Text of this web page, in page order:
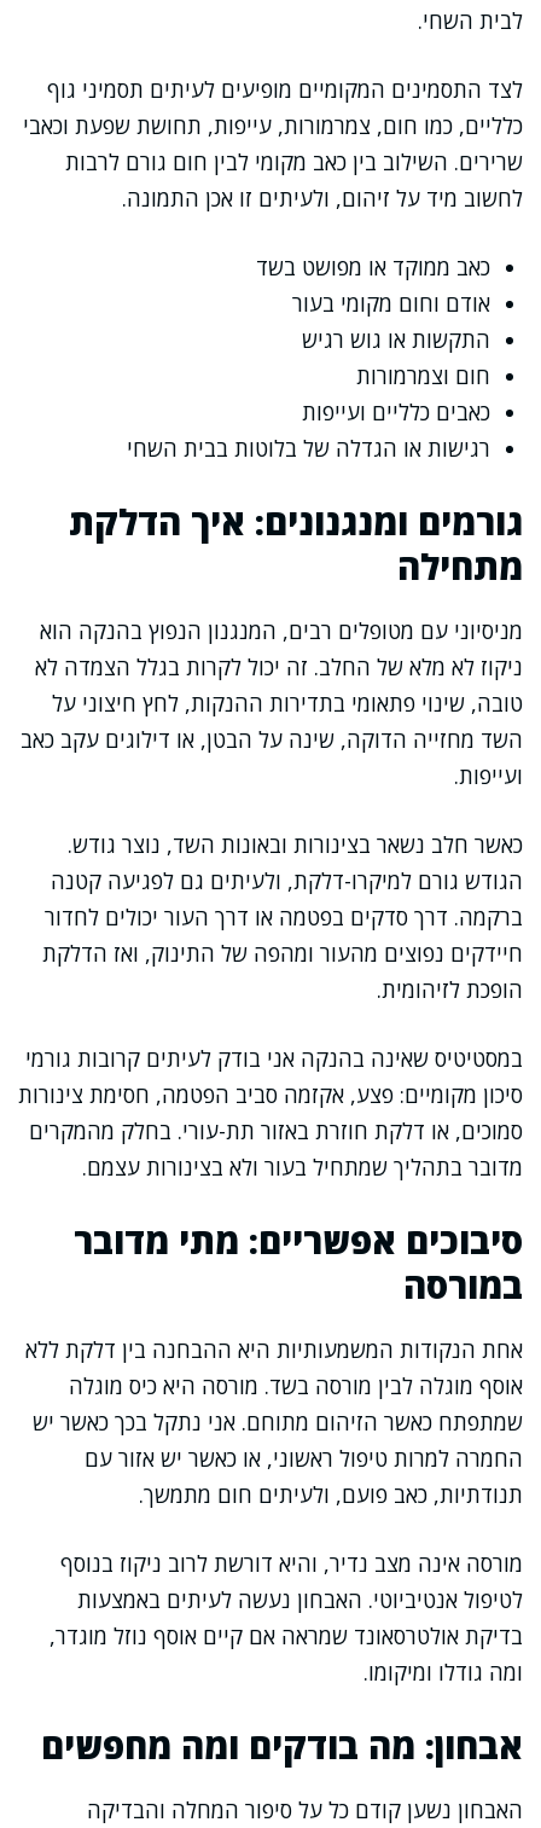
לבית השחי.
לצד התסמינים המקומיים מופיעים לעיתים תסמיני גוף
כלליים, כמו חום, צמרמורות, עייפות, תחושת שפעת וכאבי
שרירים. השילוב בין כאב מקומי לבין חום גורם לרבות
לחשוב מיד על זיהום, ולעיתים זו אכן התמונה.
כאב ממוקד או מפושט בשד
אודם וחום מקומי בעור
התקשות או גוש רגיש
חום וצמרמורות
כאבים כלליים ועייפות
רגישות או הגדלה של בלוטות בבית השחי
גורמים ומנגנונים: איך הדלקת
מתחילה
מניסיוני עם מטופלים רבים, המנגנון הנפוץ בהנקה הוא
ניקוז לא מלא של החלב. זה יכול לקרות בגלל הצמדה לא
טובה, שינוי פתאומי בתדירות ההנקות, לחץ חיצוני על
השד מחזייה הדוקה, שינה על הבטן, או דילוגים עקב כאב
ועייפות.
כאשר חלב נשאר בצינורות ובאונות השד, נוצר גודש.
הגודש גורם למיקרו-דלקת, ולעיתים גם לפגיעה קטנה
ברקמה. דרך סדקים בפטמה או דרך העור יכולים לחדור
חיידקים נפוצים מהעור ומהפה של התינוק, ואז הדלקת
הופכת לזיהומית.
במסטיטיס שאינה בהנקה אני בודק לעיתים קרובות גורמי
סיכון מקומיים: פצע, אקזמה סביב הפטמה, חסימת צינורות
סמוכים, או דלקת חוזרת באזור תת-עורי. בחלק מהמקרים
מדובר בתהליך שמתחיל בעור ולא בצינורות עצמם.
סיבוכים אפשריים: מתי מדובר
במורסה
אחת הנקודות המשמעותיות היא ההבחנה בין דלקת ללא
אוסף מוגלה לבין מורסה בשד. מורסה היא כיס מוגלה
שמתפתח כאשר הזיהום מתוחם. אני נתקל בכך כאשר יש
החמרה למרות טיפול ראשוני, או כאשר יש אזור עם
תנודתיות, כאב פועם, ולעיתים חום מתמשך.
מורסה אינה מצב נדיר, והיא דורשת לרוב ניקוז בנוסף
לטיפול אנטיביוטי. האבחון נעשה לעיתים באמצעות
בדיקת אולטרסאונד שמראה אם קיים אוסף נוזל מוגדר,
ומה גודלו ומיקומו.
אבחון: מה בודקים ומה מחפשים
האבחון נשען קודם כל על סיפור המחלה והבדיקה